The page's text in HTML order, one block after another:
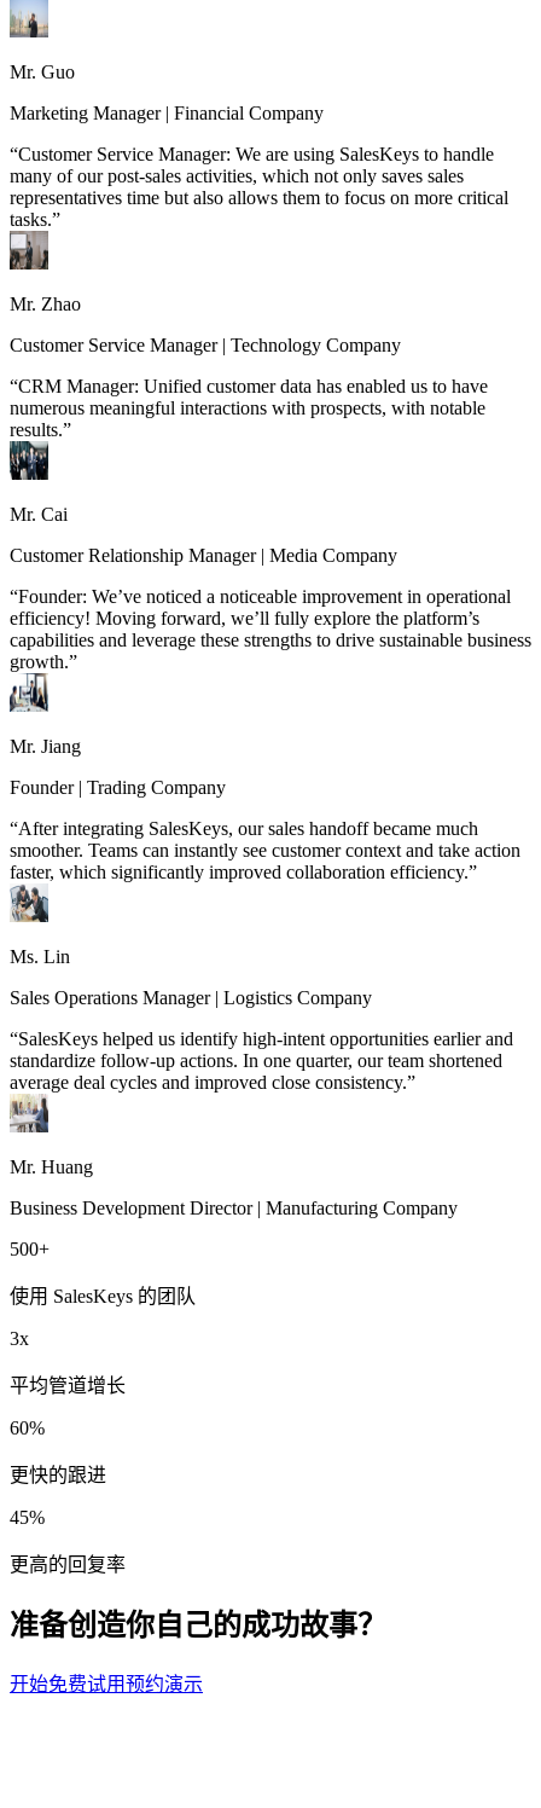
Mr. Guo
Marketing Manager | Financial Company
“Customer Service Manager: We are using SalesKeys to handle
many of our post-sales activities, which not only saves sales
representatives time but also allows them to focus on more critical
tasks.”
Mr. Zhao
Customer Service Manager | Technology Company
“CRM Manager: Unified customer data has enabled us to have
numerous meaningful interactions with prospects, with notable
results.”
Mr. Cai
Customer Relationship Manager | Media Company
“Founder: We’ve noticed a noticeable improvement in operational
efficiency! Moving forward, we’ll fully explore the platform’s
capabilities and leverage these strengths to drive sustainable business
growth.”
Mr. Jiang
Founder | Trading Company
“After integrating SalesKeys, our sales handoff became much
smoother. Teams can instantly see customer context and take action
faster, which significantly improved collaboration efficiency.”
Ms. Lin
Sales Operations Manager | Logistics Company
“SalesKeys helped us identify high-intent opportunities earlier and
standardize follow-up actions. In one quarter, our team shortened
average deal cycles and improved close consistency.”
Mr. Huang
Business Development Director | Manufacturing Company
500+
使用 SalesKeys 的团队
3x
平均管道增长
60%
更快的跟进
45%
更高的回复率
准备创造你自己的成功故事？
开始免费试用预约演示